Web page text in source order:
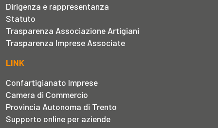
Dirigenza e rappresentanza
Statuto
Trasparenza Associazione Artigiani
Trasparenza Imprese Associate
LINK
Confartigianato Imprese
Camera di Commercio
Provincia Autonoma di Trento
Supporto online per aziende